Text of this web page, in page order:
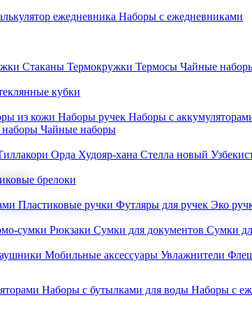
ежедневника Наборы с ежедневниками
Стаканы Термокружки Термосы Чайные
кубки
из кожи Наборы ручек Наборы с
Чайные наборы
Орда Худояр-хана Стелла новый
брелоки
Пластиковые ручки Футляры для ручек Эко
сумки Рюкзаки Сумки для документов Сумки
Мобильные аксессуары Увлажнители
и сувениров с логотипом. В нашем
Наборы с бутылками для воды Наборы с